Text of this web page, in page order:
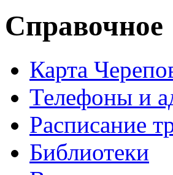
Справочное
Карта
Телефоны и
Расписание
Библиотеки